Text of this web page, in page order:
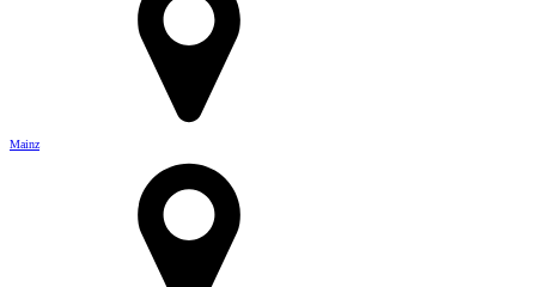
Mainz